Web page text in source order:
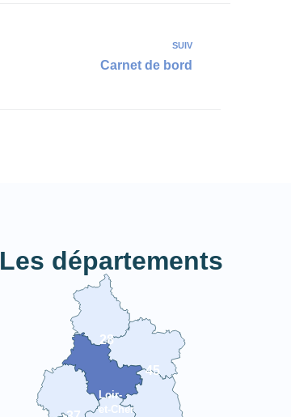
SUIV
Carnet de bord
Les départements
Loir-
et-Cher
28
45